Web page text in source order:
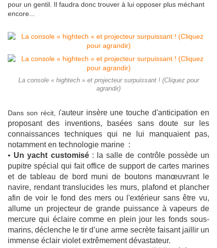
pour un gentil. Il faudra donc trouver à lui opposer plus méchant
encore...
La console « hightech » et projecteur surpuissant ! (Cliquez pour
agrandir)
Dans son récit, l'auteur insère une touche d'anticipation en
proposant des inventions, basées sans doute sur les
connaissances techniques qui ne lui manquaient pas,
notamment en technologie marine :
• Un yacht customisé: la salle de contrôle possède un
pupitre spécial qui fait office de support de cartes marines
et de tableau de bord muni de boutons manœuvrant le
navire, rendant translucides les murs, plafond et plancher
afin de voir le fond des mers ou l'extérieur sans être vu,
allume un projecteur de grande puissance à vapeurs de
mercure qui éclaire comme en plein jour les fonds sous-
marins, déclenche le tir d’une arme secrète faisant jaillir un
immense éclair violet extrêmement dévastateur.